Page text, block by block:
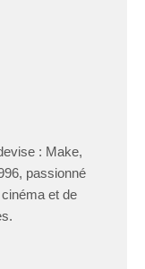
: Make,
passionné
et de